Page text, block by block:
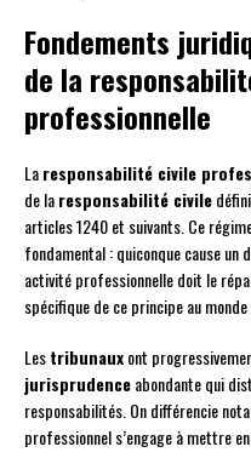
Fondements
de la
professionnelle
Laresponsabilité civile
de laresponsabilité civile
articles 1240 et suivants. Ce
fondamental : quiconque cause un
activité professionnelle doit le
spécifique de ce principe au
Lestribunauxont
jurisprudenceabondante qui
responsabilités. On différencie
professionnel s’engage à mettre